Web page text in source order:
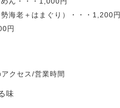
海老＋はまぐり）・・・1,200円
円
クセス/営業時間
味